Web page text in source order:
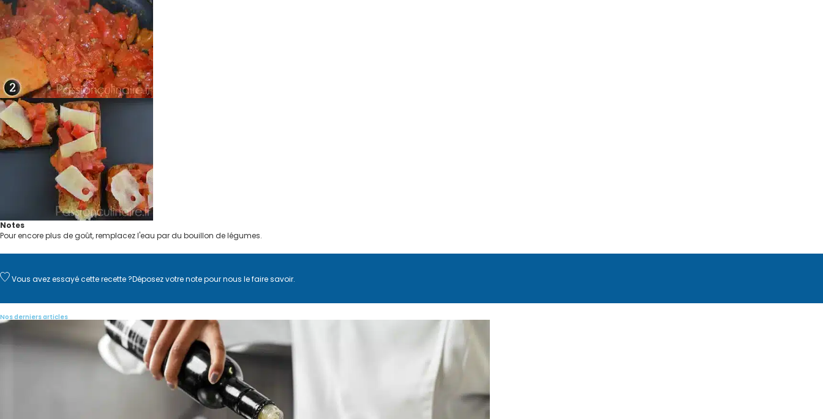
Notes
Pour encore plus de goût, remplacez l'eau par du bouillon de légumes.
Vous avez essayé cette recette ?Déposez votre notepour nous le faire savoir.
Nos derniers articles